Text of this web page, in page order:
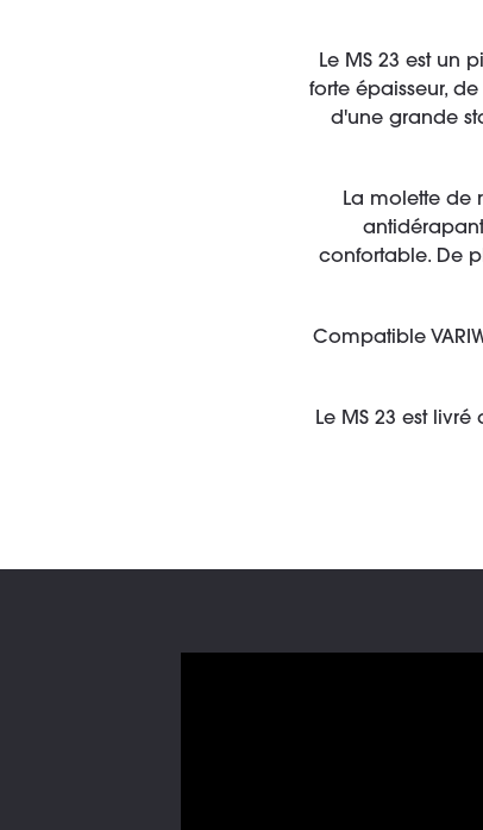
Le MS 23 est
forte épaisseur,
d'une grande
La molette de
confortable. De
Compatible
Le MS 23 est